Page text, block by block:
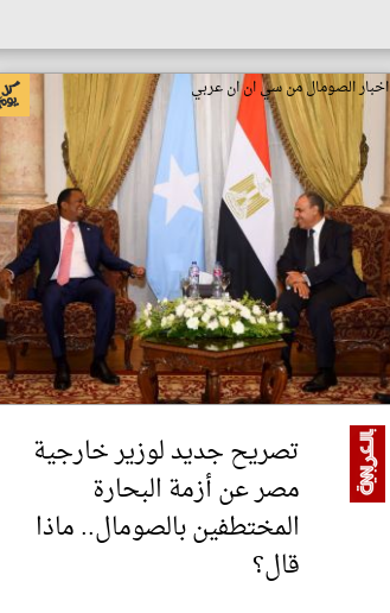
اخبار الصومال من سي ان ان عربي
تصريح جديد لوزير خارجية
مصر عن أزمة البحارة
المختطفين بالصومال.. ماذا
قال؟